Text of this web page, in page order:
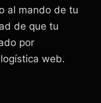
al mando de tu
de que tu
por
web.